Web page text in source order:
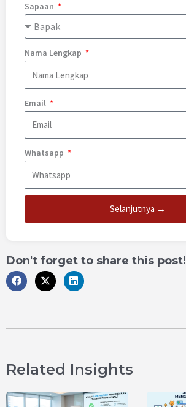
Sapaan
Nama Lengkap
Email
Whatsapp
Selanjutnya →
Don't forget to share this post!
Related Insights